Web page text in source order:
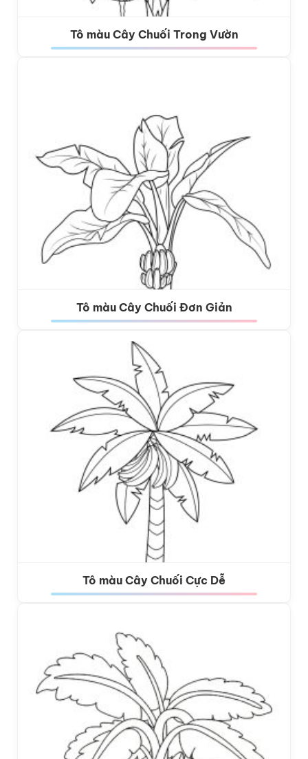
Tô màu Cây Chuối Trong Vườn
Tô màu Cây Chuối Đơn Giản
Tô màu Cây Chuối Cực Dễ